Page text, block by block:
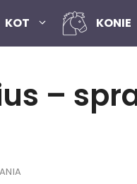
KOT KONIE
–